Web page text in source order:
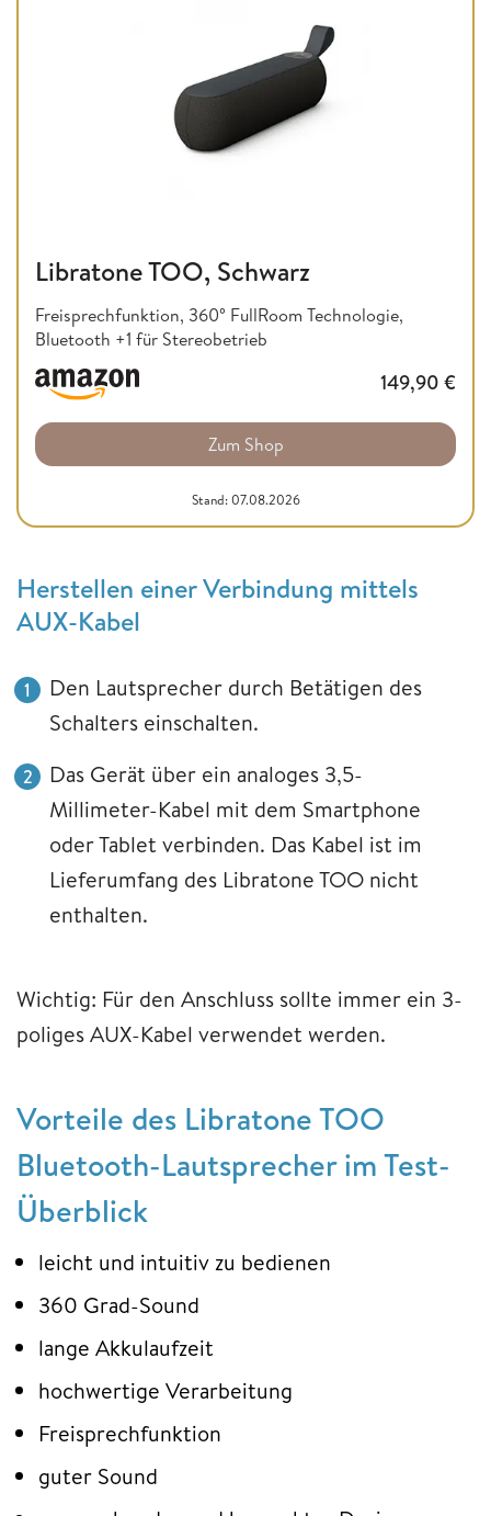
Libratone TOO, Schwarz
Freisprechfunktion, 360° FullRoom Technologie,
Bluetooth +1 für Stereobetrieb
149,90 €
Zum Shop
Stand: 07.08.2026
Herstellen einer Verbindung mittels
AUX-Kabel
Den Lautsprecher durch Betätigen des
Schalters einschalten.
Das Gerät über ein analoges 3,5-
Millimeter-Kabel mit dem Smartphone
oder Tablet verbinden. Das Kabel ist im
Lieferumfang des Libratone TOO nicht
enthalten.
Wichtig: Für den Anschluss sollte immer ein 3-
poliges AUX-Kabel verwendet werden.
Vorteile des Libratone TOO
Bluetooth-Lautsprecher im Test-
Überblick
leicht und intuitiv zu bedienen
360 Grad-Sound
lange Akkulaufzeit
hochwertige Verarbeitung
Freisprechfunktion
guter Sound